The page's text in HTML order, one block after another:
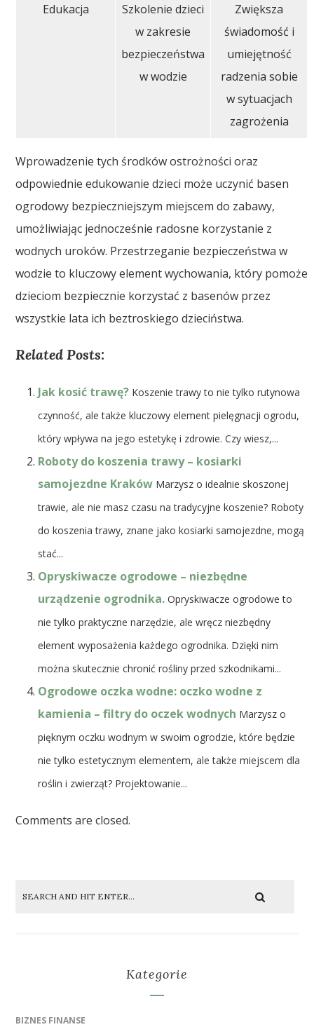
Edukacja
Szkolenie dzieci
w zakresie
bezpieczeństwa
w wodzie
Zwiększa
świadomość i
umiejętność
radzenia sobie
w sytuacjach
zagrożenia
Wprowadzenie tych środków ostrożności oraz
odpowiednie edukowanie dzieci może uczynić basen
ogrodowy bezpieczniejszym miejscem do zabawy,
umożliwiając jednocześnie radosne korzystanie z
wodnych uroków. Przestrzeganie bezpieczeństwa w
wodzie to kluczowy element wychowania, który pomoże
dzieciom bezpiecznie korzystać z basenów przez
wszystkie lata ich beztroskiego dzieciństwa.
Related Posts:
Jak kosić trawę? Koszenie trawy to nie tylko rutynowa
czynność, ale także kluczowy element pielęgnacji ogrodu,
który wpływa na jego estetykę i zdrowie. Czy wiesz,...
Roboty do koszenia trawy – kosiarki
samojezdne Kraków Marzysz o idealnie skoszonej
trawie, ale nie masz czasu na tradycyjne koszenie? Roboty
do koszenia trawy, znane jako kosiarki samojezdne, mogą
stać...
Opryskiwacze ogrodowe – niezbędne
urządzenie ogrodnika. Opryskiwacze ogrodowe to
nie tylko praktyczne narzędzie, ale wręcz niezbędny
element wyposażenia każdego ogrodnika. Dzięki nim
można skutecznie chronić rośliny przed szkodnikami...
Ogrodowe oczka wodne: oczko wodne z
kamienia – filtry do oczek wodnych Marzysz o
pięknym oczku wodnym w swoim ogrodzie, które będzie
nie tylko estetycznym elementem, ale także miejscem dla
roślin i zwierząt? Projektowanie...
Comments are closed.
Kategorie
BIZNES FINANSE